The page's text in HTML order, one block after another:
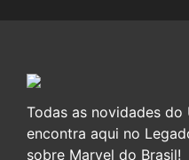
Todas as novidades
encontra aqui no
sobre Marvel do Brasil!